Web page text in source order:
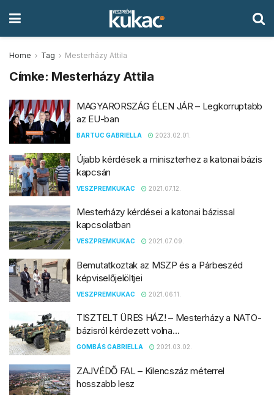
Home Tag Mesterházy Attila
Címke: Mesterházy Attila
MAGYARORSZÁG ÉLEN JÁR – Legkorruptabb
az EU-ban
BARTUC GABRIELLA 2023.02.01.
Újabb kérdések a miniszterhez a katonai bázis
kapcsán
VESZPREMKUKAC 2021.07.12.
Mesterházy kérdései a katonai bázissal
kapcsolatban
VESZPREMKUKAC 2021.07.09.
Bemutatkoztak az MSZP és a Párbeszéd
képviselőjelöltjei
VESZPREMKUKAC 2021.06.11.
TISZTELT ÜRES HÁZ! – Mesterházy a NATO-
bázisról kérdezett volna…
GOMBÁS GABRIELLA 2021.03.02.
ZAJVÉDŐ FAL – Kilencszáz méterrel
hosszabb lesz